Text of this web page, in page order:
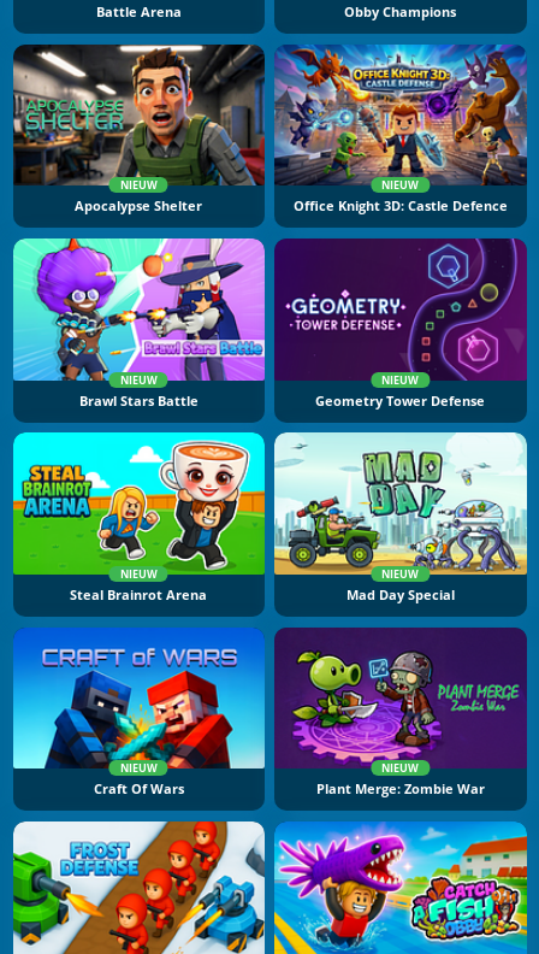
Battle Arena Obby Champions
NIEUW
Apocalypse Shelter
NIEUW
Office Knight 3D: Castle Defence
NIEUW
Brawl Stars Battle
NIEUW
Geometry Tower Defense
NIEUW
Steal Brainrot Arena
NIEUW
Mad Day Special
NIEUW
Craft Of Wars
NIEUW
Plant Merge: Zombie War